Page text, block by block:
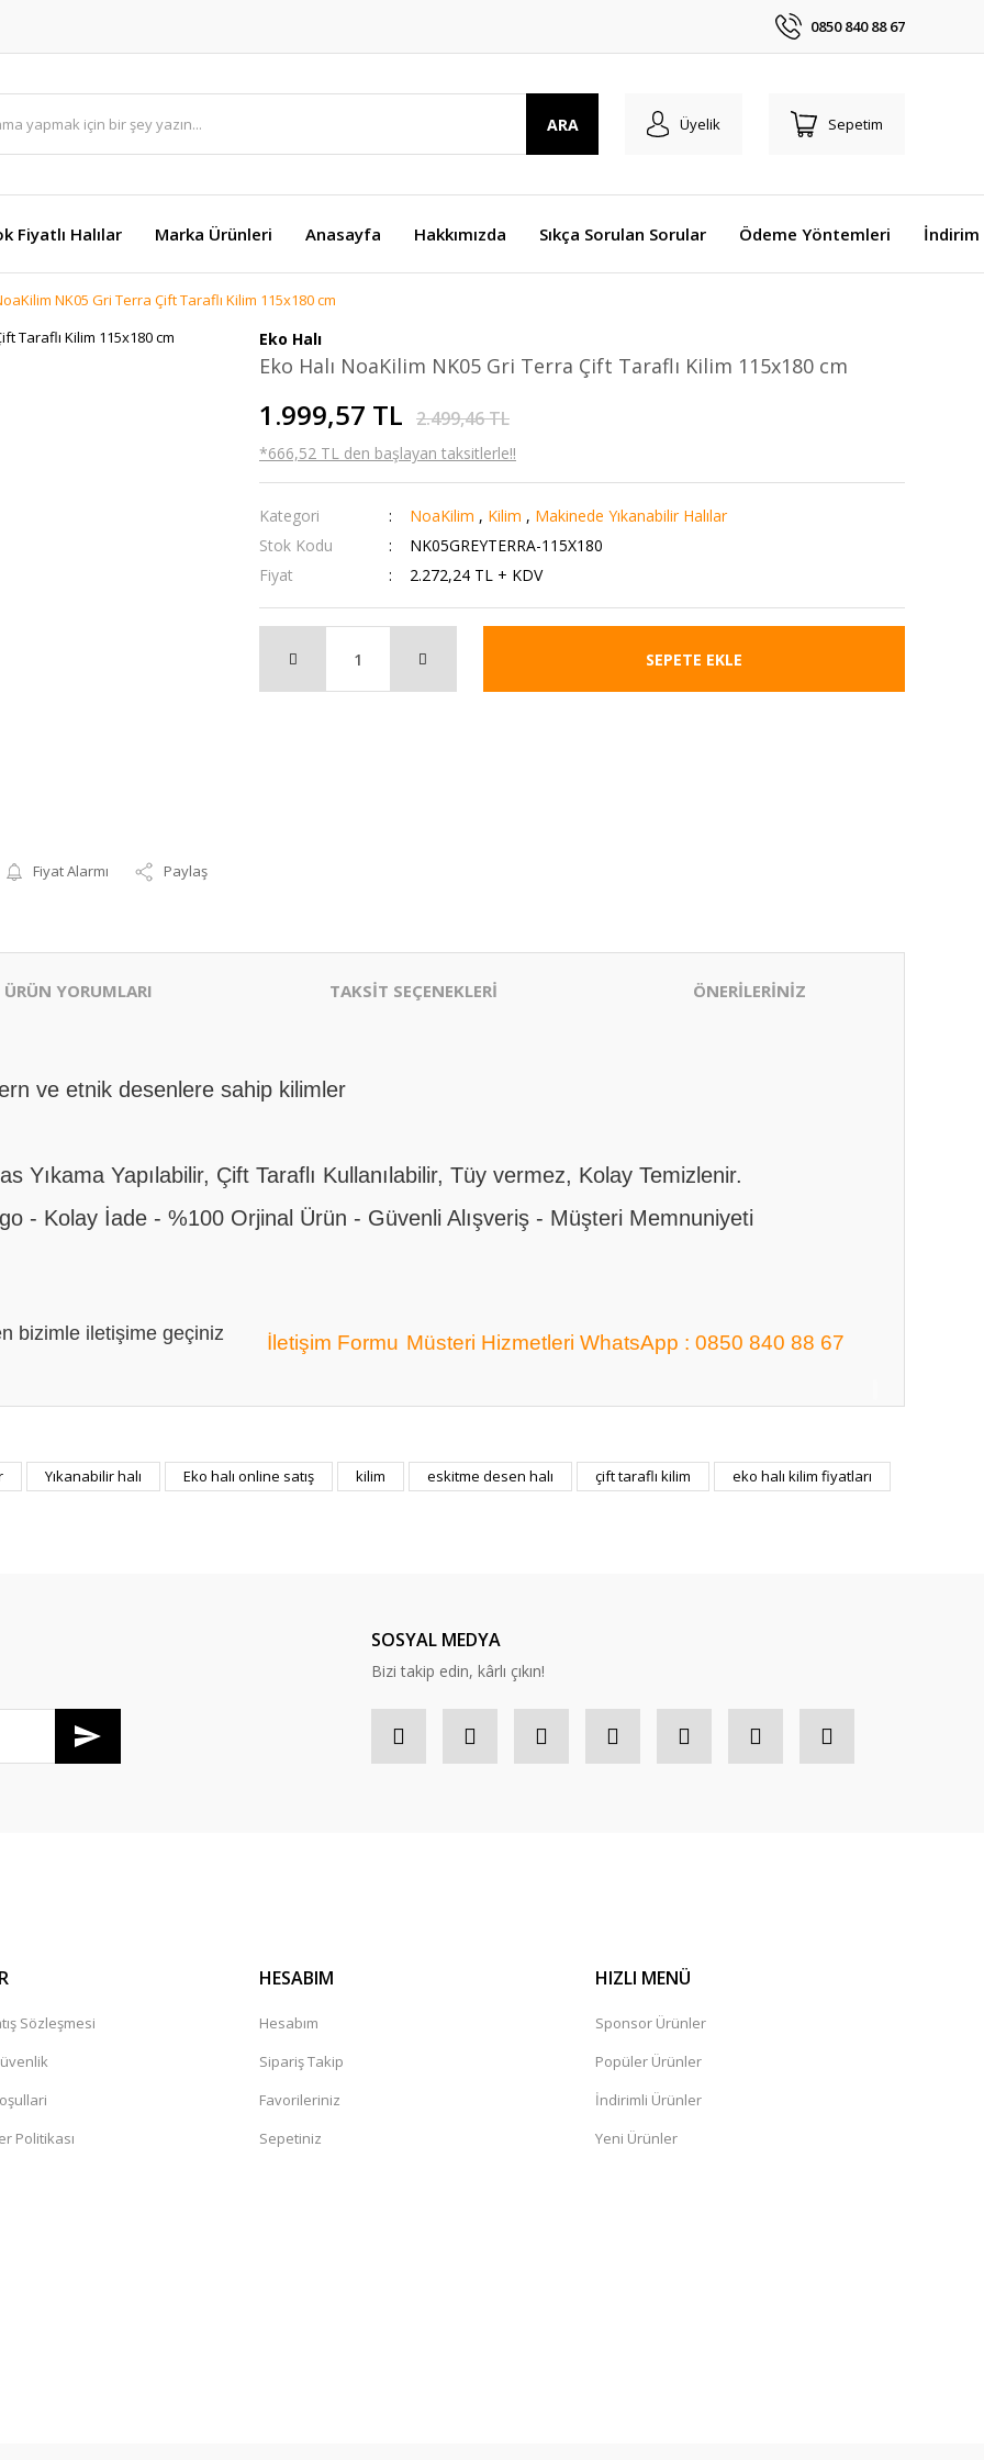
0850 840 88 67
ARA Üyelik Sepetim
Fiyatlı Halılar Marka Ürünleri Anasayfa Hakkımızda Sıkça Sorulan Sorular Ödeme Yöntemleri İndirim
NK05 Gri Terra Çift Taraflı Kilim 115x180 cm
Fiyat Alarmı Paylaş
Eko Halı
Eko Halı NoaKilim NK05 Gri Terra Çift Taraflı Kilim 115x180 cm
1.999,57 TL 2.499,46 TL
*666,52 TL den başlayan taksitlerle!!
Kategori NoaKilim , Kilim , Makinede Yıkanabilir Halılar
Stok Kodu
NK05GREYTERRA-115X180
Fiyat
2.272,24 TL + KDV
SEPETE EKLE
ÜRÜN YORUMLARI TAKSİT SEÇENEKLERİ ÖNERİLERİNİZ
ve etnik desenlere sahip kilimler
Yıkama Yapılabilir, Çift Taraflı Kullanılabilir, Tüy vermez, Kolay Temizlenir.
- Kolay İade - %100 Orjinal Ürün - Güvenli Alışveriş - Müşteri Memnuniyeti
bizimle iletişime geçiniz
İletişim Formu Müsteri Hizmetleri WhatsApp : 0850 840 88 67
Bu ürüne ilk yorumu siz yapın!
Yıkanabilir halı Eko halı online satış kilim eskitme desen halı çift taraflı kilim
eko halı kilim fiyatları
SOSYAL MEDYA
Bizi takip edin, kârlı çıkın!
Sözleşmesi
Politikası
HESABIM
Hesabım
Sipariş Takip
Favorileriniz
Sepetiniz
HIZLI MENÜ
Sponsor Ürünler
Popüler Ürünler
İndirimli Ürünler
Yeni Ürünler